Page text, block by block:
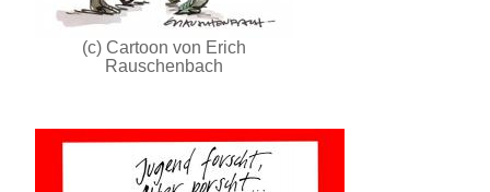
(c) Cartoon von Erich
Rauschenbach